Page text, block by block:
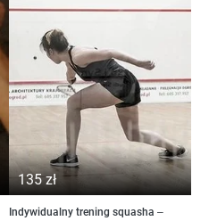
135 zł
Indywidualny trening squasha –